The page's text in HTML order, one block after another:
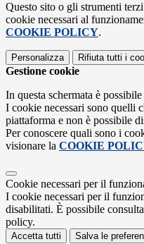
Questo sito o gli strumenti
cookie necessari al
COOKIE POLICY.
Personalizza Rifiuta tutti i
Gestione cookie
In questa schermata è
I cookie necessari sono quelli
piattaforma e non è possibile
Per conoscere quali sono i
visionare la COOKIE
Cookie necessari per il
I cookie necessari per il
disabilitati. È possibile
policy.
Accetta tutti Salva le